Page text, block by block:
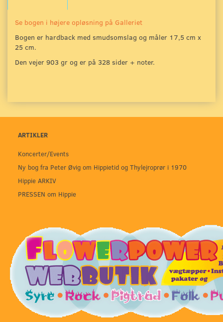
Se bogen i højere opløsning på Galleriet
Bogen er hardback med smudsomslag og måler 17,5 cm x
25 cm.
Den vejer 903 gr og er på 328 sider + noter.
ARTIKLER
Koncerter/Events
Ny bog fra Peter Øvig om Hippietid og Thylejroprør i 1970
Hippie ARKIV
PRESSEN om Hippie